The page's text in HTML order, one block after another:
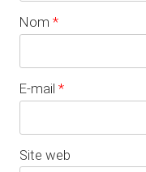
Nom *
E-mail *
Site web